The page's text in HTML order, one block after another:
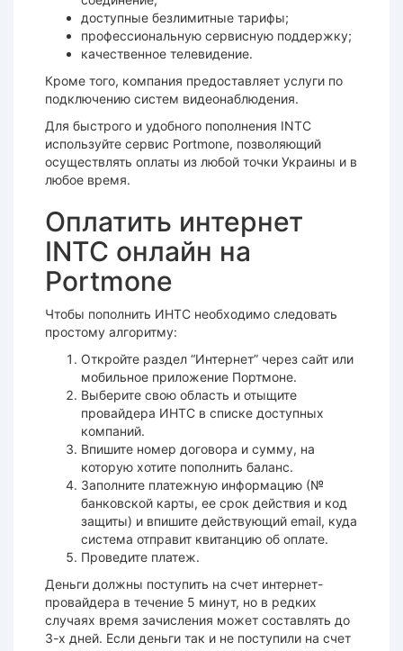
доступные безлимитные тарифы;
профессиональную сервисную поддержку;
качественное телевидение.
Кроме того, компания предоставляет услуги по
подключению систем видеонаблюдения.
Для быстрого и удобного пополнения INTC
используйте сервис Portmone, позволяющий
осуществлять оплаты из любой точки Украины и в
любое время.
Оплатить интернет
INTC онлайн на
Portmone
Чтобы пополнить ИНТС необходимо следовать
простому алгоритму:
Откройте раздел “Интернет” через сайт или
мобильное приложение Портмоне.
Выберите свою область и отыщите
провайдера ИНТС в списке доступных
компаний.
Впишите номер договора и сумму, на
которую хотите пополнить баланс.
Заполните платежную информацию (№
банковской карты, ее срок действия и код
защиты) и впишите действующий email, куда
система отправит квитанцию об оплате.
Проведите платеж.
Деньги должны поступить на счет интернет-
провайдера в течение 5 минут, но в редких
случаях время зачисления может составлять до
3-х дней. Если деньги так и не поступили на счет